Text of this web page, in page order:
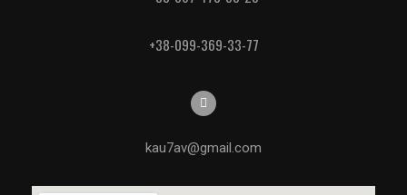
+38-099-369-33-77
kau7av@gmail.com